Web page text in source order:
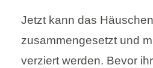
Jetzt kann das Häuschen
zusammengesetzt und
verziert werden. Bevor